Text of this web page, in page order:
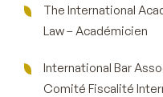
The International
Law – Académicien
International Bar
Comité Fiscalité